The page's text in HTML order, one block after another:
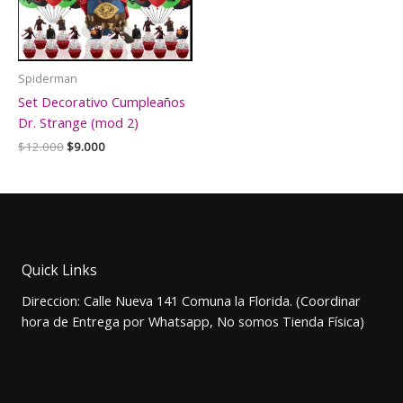
Spiderman
Set Decorativo Cumpleaños
Dr. Strange (mod 2)
$12.000El
era:
$9.000El
es:
Quick Links
Direccion: Calle Nueva 141 Comuna la Florida. (Coordinar
hora de Entrega por Whatsapp, No somos Tienda Física)